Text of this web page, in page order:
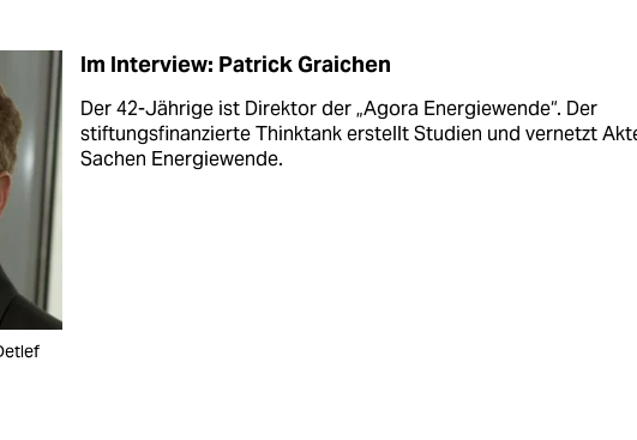
Im Interview: Patrick Graichen
Der 42-Jährige ist Direktor der „Agora Energiewende“. Der
stiftungsfinanzierte Thinktank erstellt Studien und vernetzt
Sachen Energiewende.